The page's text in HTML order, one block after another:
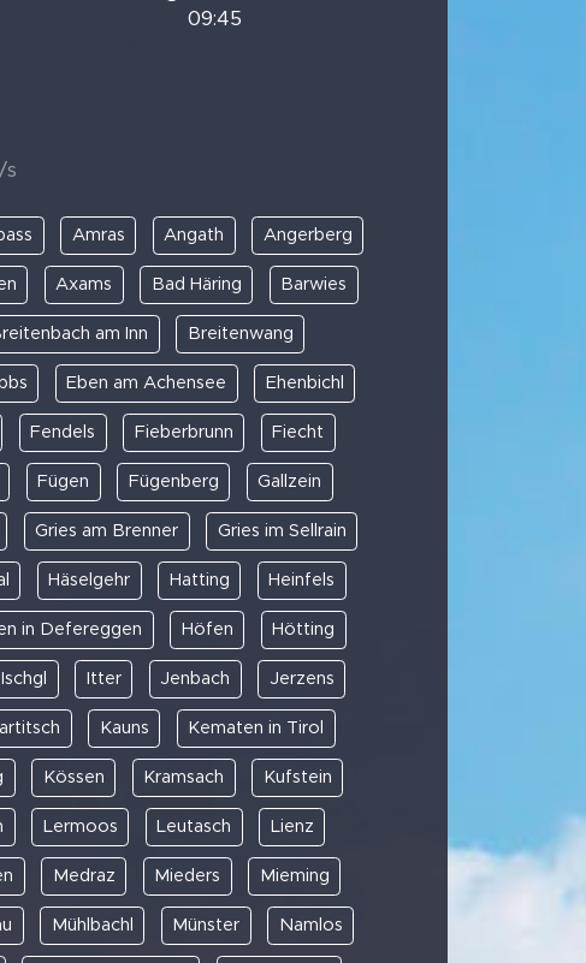
09:45
s
Amras Angath Angerberg
Axams Bad Häring Barwies
am Inn Breitenwang
Eben am Achensee Ehenbichl
Fendels Fieberbrunn Fiecht
Fügen Fügenberg Gallzein
Gries am Brenner Gries im Sellrain
Häselgehr Hatting Heinfels
in Defereggen Höfen Hötting
Ischgl Itter Jenbach Jerzens
Kauns Kematen in Tirol
Kössen Kramsach Kufstein
Lermoos Leutasch Lienz
Medraz Mieders Mieming
Mühlbachl Münster Namlos